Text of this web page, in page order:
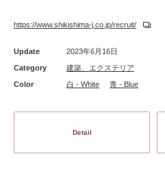
https://www.shikishima-j.co.jp/recruit/
Update
2023年6月16日
Category
建築、エクステリア
Color
白 - White 青 - Blue
Detail